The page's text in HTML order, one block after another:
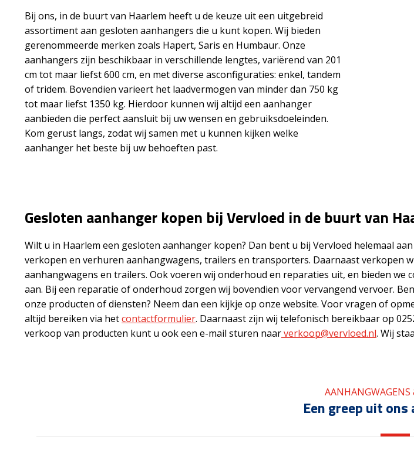
Bij ons, in de buurt van Haarlem heeft u de keuze uit een uitgebreid
assortiment aan gesloten aanhangers die u kunt kopen. Wij bieden
gerenommeerde merken zoals Hapert, Saris en Humbaur. Onze
aanhangers zijn beschikbaar in verschillende lengtes, variërend van 201
cm tot maar liefst 600 cm, en met diverse asconfiguraties: enkel, tandem
of tridem. Bovendien varieert het laadvermogen van minder dan 750 kg
tot maar liefst 1350 kg. Hierdoor kunnen wij altijd een aanhanger
aanbieden die perfect aansluit bij uw wensen en gebruiksdoeleinden.
Kom gerust langs, zodat wij samen met u kunnen kijken welke
aanhanger het beste bij uw behoeften past.
Gesloten aanhanger kopen bij Vervloed in de buurt van
Wilt u in Haarlem een gesloten aanhanger kopen? Dan bent u bij Vervloed helemaal
verkopen en verhuren aanhangwagens, trailers en transporters. Daarnaast verkopen
aanhangwagens en trailers. Ook voeren wij onderhoud en reparaties uit, en bieden we
aan. Bij een reparatie of onderhoud zorgen wij bovendien voor vervangend vervoer.
onze producten of diensten? Neem dan een kijkje op onze website. Voor vragen of
altijd bereiken via hetcontactformulier. Daarnaast zijn wij telefonisch bereikbaar op
verkoop van producten kunt u ook een e-mail sturen naarverkoop@vervloed.nl. Wij
AANHANGWAGENS
Een greep uit